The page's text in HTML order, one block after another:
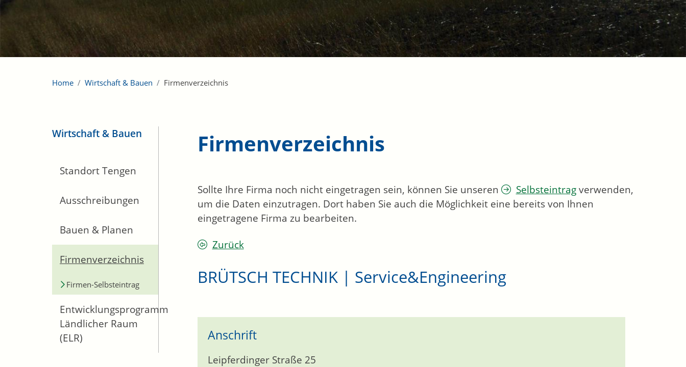
Home Wirtschaft & Bauen Firmenverzeichnis
Wirtschaft & Bauen
Standort Tengen
Ausschreibungen
Bauen & Planen
Firmenverzeichnis
Firmen-Selbsteintrag
Entwicklungsprogramm
Ländlicher Raum
(ELR)
Firmenverzeichnis
Sollte Ihre Firma noch nicht eingetragen sein, können Sie unseren Selbsteintragverwenden,
um die Daten einzutragen. Dort haben Sie auch die Möglichkeit eine bereits von Ihnen
eingetragene Firma zu bearbeiten.
Zurück
BRÜTSCH TECHNIK | Service&Engineering
Anschrift
Leipferdinger Straße 25